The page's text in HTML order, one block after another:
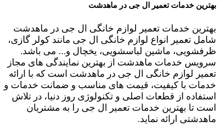
بهترین خدمات تعمیر ال جی در ماهدشت
بهترین خدمات تعمیر لوازم خانگی ال جی در ماهدشت
شامل تعمیر انواع لوازم خانگی ال جی مانند کولر گازی،
ظرفشویی، ماشین لباسشویی، یخچال و... می باشد.
سرویس خدمات ماهدشت از بهترین نمایندگی های مجاز
تعمیر لوازم خانگی ال جی در ماهدشت است که با ارائه
خدمات با کیفیت، قیمت های مناسب و ضمانت خدمات و
استفاده از قطعات اصلی و تکنولوژی روز دنیا، در تلاش
است تا بهترین خدمات تعمیر ال جی را به مشتریان
ماهدشتی ارائه نماید.